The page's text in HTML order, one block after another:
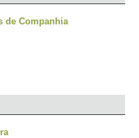
de Companhia